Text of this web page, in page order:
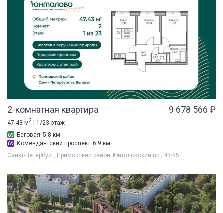
2-комнатная квартира 9 678 566 ₽
47.43 м2 | 1/23 этаж
Беговая 5.8 км
Комендантский проспект 6.9 км
Санкт-Петербург, Приморский район, Юнтоловский пр., 43-55